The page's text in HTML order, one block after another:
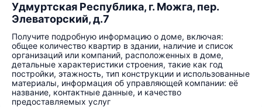
Удмуртская Республика, г. Можга, пер.
Элеваторский, д.7
Получите подробную информацию о доме, включая:
общее количество квартир в здании, наличие и список
организаций или компаний, расположенных в доме,
детальные характеристики строения, такие как год
постройки, этажность, тип конструкции и использованные
материалы, информация об управляющей компании: её
название, контактные данные, и качество
предоставляемых услуг